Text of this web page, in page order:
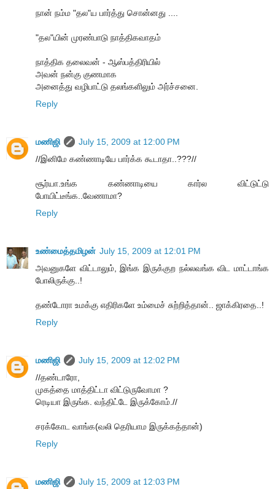
நான் நம்ம "தல"ய பார்த்து சொன்னது ....
"தல"யின் முரண்பாடு நாத்திகவாதம்
நாத்திக தலைவன் - ஆஸ்பத்திரியில்
அவன் நன்கு குணமாக
அனைத்து வழிபாட்டு தலங்களிலும் அர்ச்சனை.
Reply
மணிஜி
July 15, 2009 at 12:00 PM
//இனிமே கண்ணாடியே பார்க்க கூடாதா..???//
சூர்யா.உங்க கண்ணாடியை கார்ல விட்டுட்டு
போயிட்டீங்க..வேணாமா?
Reply
உண்மைத்தமிழன் July 15, 2009 at 12:01 PM
அவனுகளே விட்டாலும், இங்க இருக்குற நல்லவங்க விட மாட்டாங்க
போலிருக்கு..!
தண்டோரா உமக்கு எதிரிகளே உம்மைச் சுற்றித்தான்.. ஜாக்கிரதை..!
Reply
மணிஜி
July 15, 2009 at 12:02 PM
//தண்டாரோ,
முகத்தை மாத்திட்டா விட்டுருவோமா ?
ரெடியா இருங்க. வந்திட்டே இருக்கோம்.//
சரக்கோட வாங்க(வலி தெரியாம இருக்கத்தான்)
Reply
மணிஜி July 15, 2009 at 12:03 PM